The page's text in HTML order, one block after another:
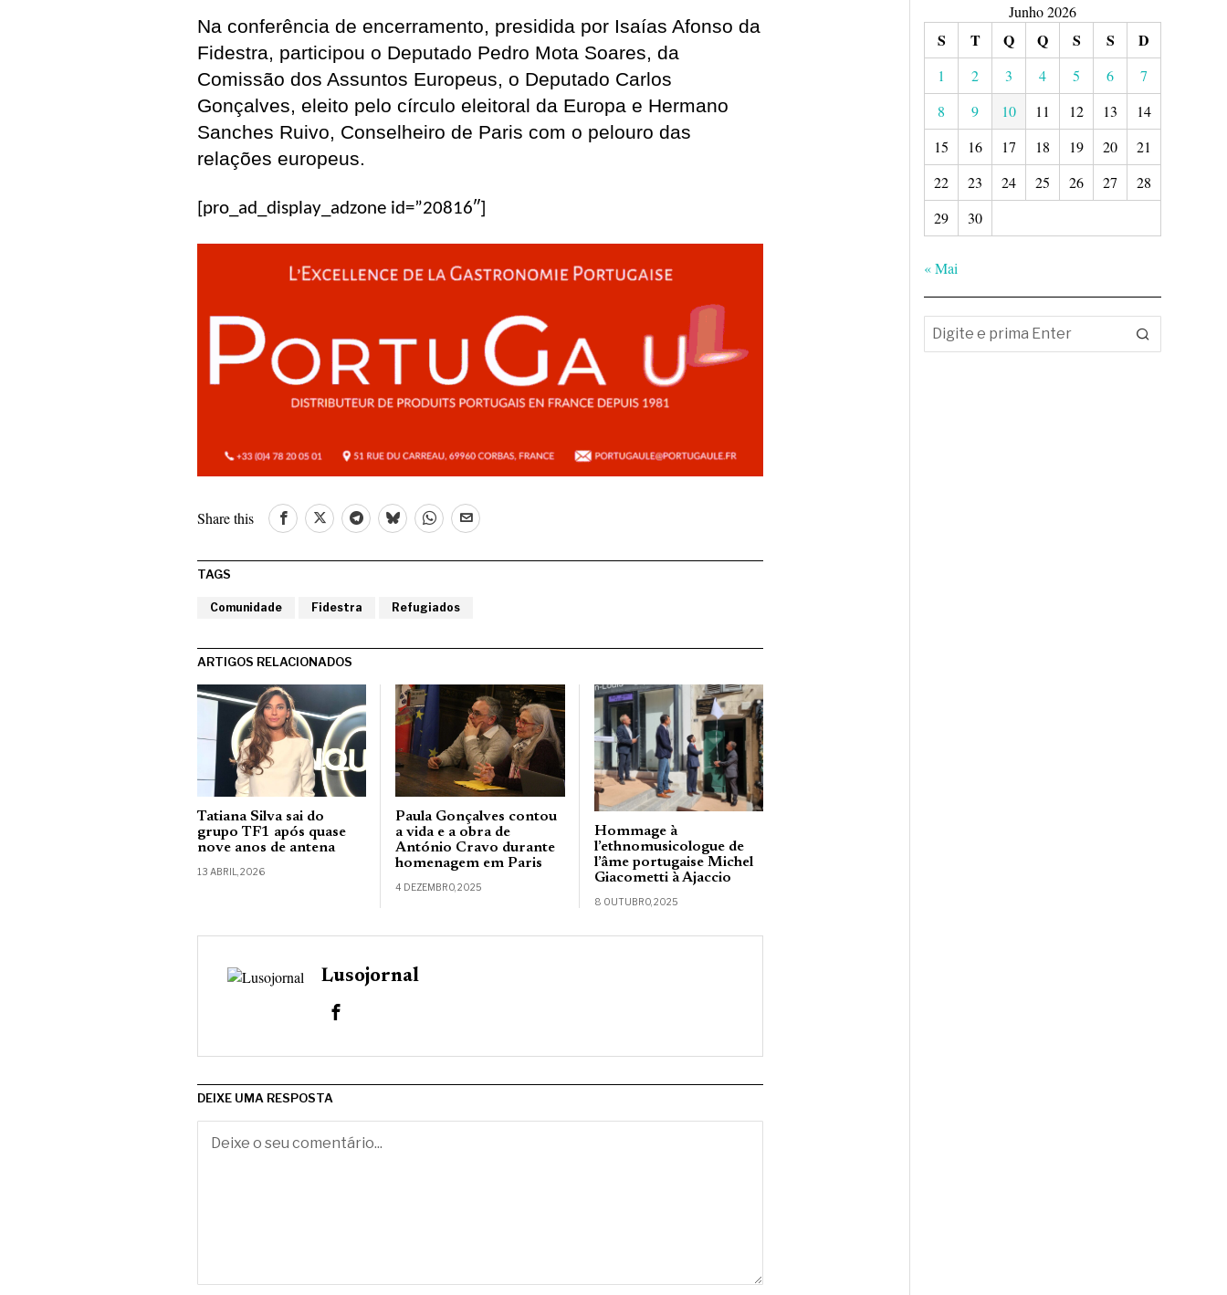
Na conferência de encerramento, presidida por Isaías Afonso da
Fidestra, participou o Deputado Pedro Mota Soares, da
Comissão dos Assuntos Europeus, o Deputado Carlos
Gonçalves, eleito pelo círculo eleitoral da Europa e Hermano
Sanches Ruivo, Conselheiro de Paris com o pelouro das
relações europeus.
[pro_ad_display_adzone id=”20816″]
Share this
TAGS
Comunidade Fidestra Refugiados
ARTIGOS RELACIONADOS
Tatiana Silva sai do
grupo TF1 após quase
nove anos de antena
13 ABRIL, 2026
Paula Gonçalves contou
a vida e a obra de
António Cravo durante
homenagem em Paris
4 DEZEMBRO, 2025
Hommage à
l’ethnomusicologue de
l’âme portugaise Michel
Giacometti à Ajaccio
8 OUTUBRO, 2025
Lusojornal
DEIXE UMA RESPOSTA
Junho 2026
S T Q Q S S D
1 2 3 4 5 6
7
8
9 10 11 12 13
14
15
16 17 18 19 20
21
22
23 24 25 26 27
28
29
30
« Mai